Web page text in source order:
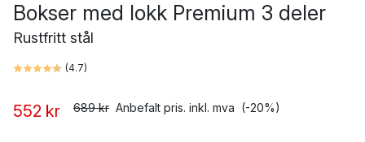
Bokser med lokk Premium 3 deler
Rustfritt stål
(4.7)
552 kr 689 kr Anbefalt pris. inkl. mva (-20%)